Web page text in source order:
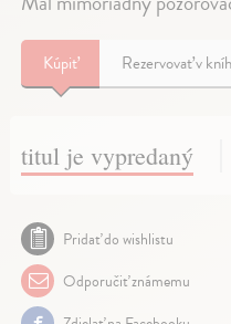
Kúpiť Rezervovať v
titul je vypredaný
Pridať do wishlistu
Odporučiť známemu